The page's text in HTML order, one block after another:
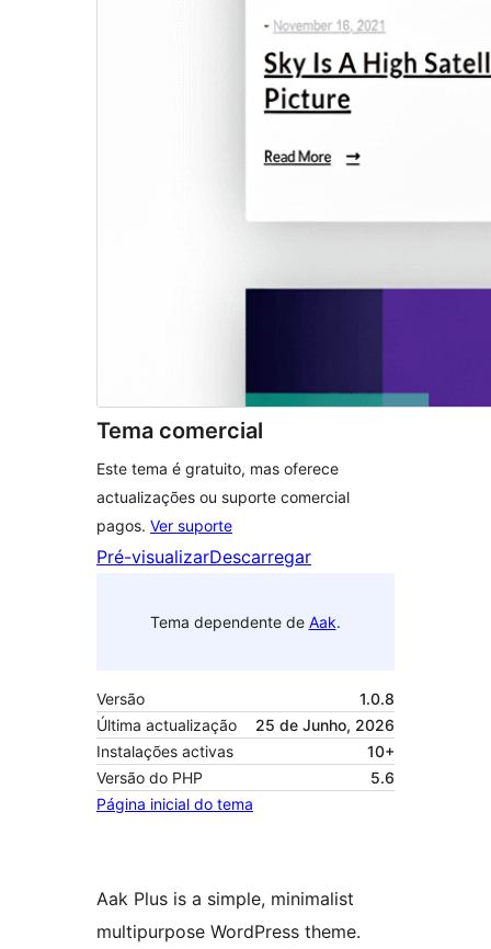
Tema comercial
Este tema é gratuito, mas oferece
actualizações ou suporte comercial
pagos. Ver suporte
Pré-visualizarDescarregar
Tema dependente de Aak.
Versão
1.0.8
Última actualização
25 de Junho, 2026
Instalações activas
10+
Versão do PHP
5.6
Página inicial do tema
Aak Plus is a simple, minimalist
multipurpose WordPress theme.